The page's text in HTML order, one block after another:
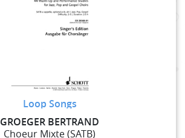
Loop Songs
GROEGER BERTRAND
Choeur Mixte (SATB)